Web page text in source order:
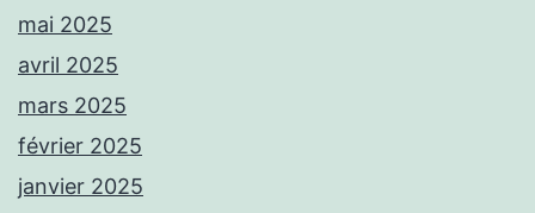
mai 2025
avril 2025
mars 2025
février 2025
janvier 2025